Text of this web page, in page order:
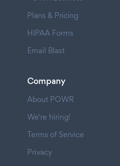
Plans & Pricing
HIPAA Forms
Email Blast
Company
About POWR
We're hiring!
Terms of Service
Privacy